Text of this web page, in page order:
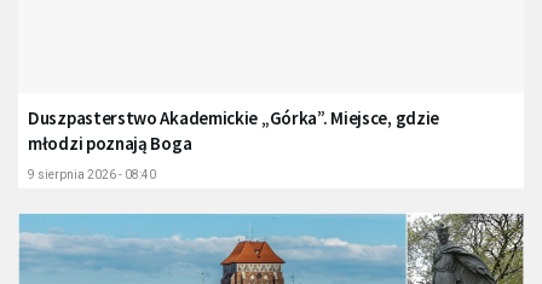
Duszpasterstwo Akademickie „Górka”. Miejsce, gdzie
młodzi poznają Boga
9 sierpnia 2026 - 08:40